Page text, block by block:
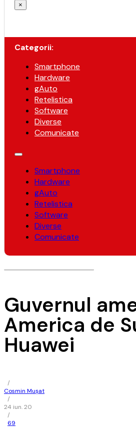
×
Categorii:
Smartphone
Hardware
gAuto
Retelistica
Software
Diverse
Comunicate
Smartphone
Hardware
gAuto
Retelistica
Software
Diverse
Comunicate
Guvernul
America de
Huawei
/
Cosmin Mușat
/
24 iun. 20
/
69